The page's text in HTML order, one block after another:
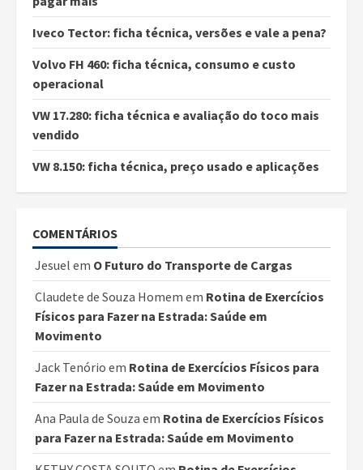
Iveco Tector: ficha técnica, versões e vale a pena?
Volvo FH 460: ficha técnica, consumo e custo
operacional
VW 17.280: ficha técnica e avaliação do toco mais
vendido
VW 8.150: ficha técnica, preço usado e aplicações
COMENTÁRIOS
Jesuel em O Futuro do Transporte de Cargas
Claudete de Souza Homem em Rotina de Exercícios
Físicos para Fazer na Estrada: Saúde em
Movimento
Jack Tenório em Rotina de Exercícios Físicos para
Fazer na Estrada: Saúde em Movimento
Ana Paula de Souza em Rotina de Exercícios Físicos
para Fazer na Estrada: Saúde em Movimento